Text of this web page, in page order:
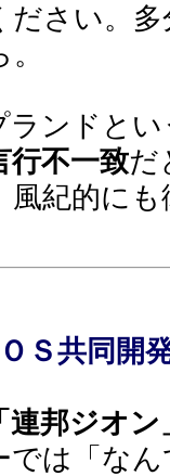
ださい。
ンドとい
行不一致だ
風紀的に
Ｓ共同開
連邦ジオ
では「な